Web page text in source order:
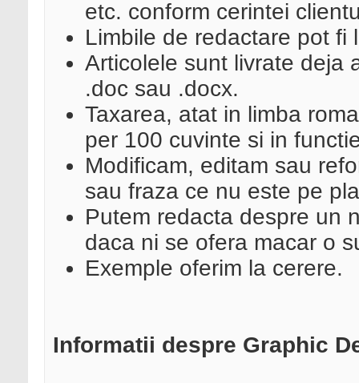
etc. conform cerintei
Limbile de redactare pot fi
Articolele sunt livrate deja
.doc sau .docx.
Taxarea, atat in limba
per 100 cuvinte si in
Modificam, editam sau
sau fraza ce nu este pe
Putem redacta despre un
daca ni se ofera macar o
Exemple oferim la cerere.
Informatii despre Graphic